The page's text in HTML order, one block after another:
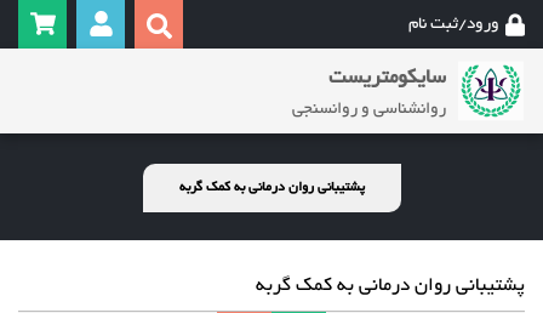
ورود/ثبت نام
سایکومتریست
روانشناسی و روانسنجی
پشتیبانی روان درمانی به کمک گربه
پشتیبانی روان درمانی به کمک گربه